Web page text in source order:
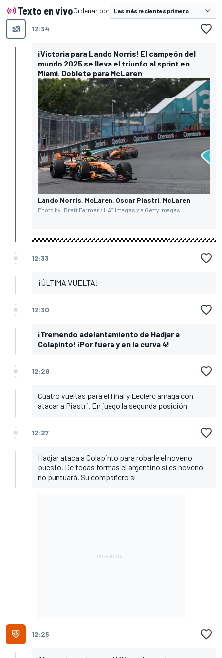
Texto en vivoOrdenar por
12:34
¡Victoria para Lando Norris! El campeón del
mundo 2025 se lleva el triunfo al sprint en
Miami. Doblete para McLaren
Lando Norris, McLaren, Oscar Piastri, McLaren
Photo by: Brett Farmer / LAT Images via Getty Images
12:33
¡ÚLTIMA VUELTA!
12:30
¡Tremendo adelantamiento de Hadjar a
Colapinto! ¡Por fuera y en la curva 4!
12:28
Cuatro vueltas para el final y Leclerc amaga con
atacar a Piastri. En juego la segunda posición
12:27
Hadjar ataca a Colapinto para robarle el noveno
puesto. De todas formas el argentino si es noveno
no puntuará. Su compañero sí
12:25